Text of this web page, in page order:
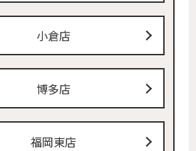
小倉店
博多店
福岡東店